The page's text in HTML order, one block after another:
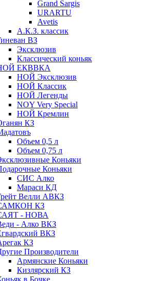
Grand Sargis
URARTU
Avetis
А.К.З. классик
ВЗ
Эксклюзив
Классический коньяк
ЕКВВКА
НОЙ Эксклюзив
НОЙ Классик
НОЙ Легенды
NOY Very Speсial
НОЙ Кремлин
КЗ
Объем 0,5 л
Объем 0,75 л
Коньяки
Коньяки
СИС Алко
Мараси КД
Велли АВКЗ
КЗ
- НОВА
- Алко ВКЗ
ВКЗ
КЗ
Производители
Армянские Коньяки
Кизлярский КЗ
в Бочке